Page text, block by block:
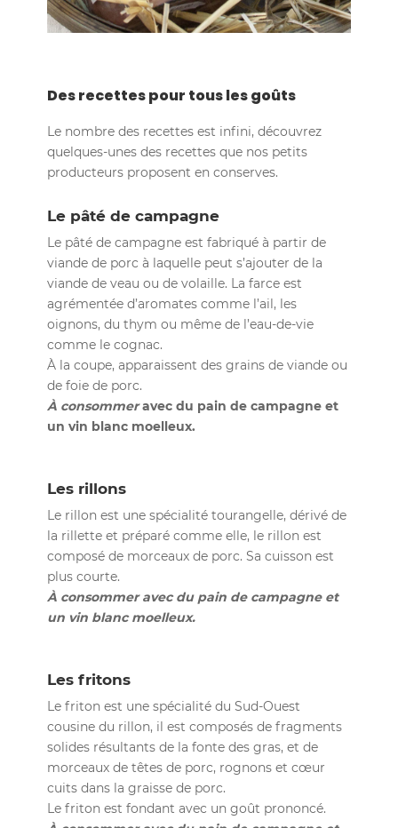
Des recettes pour tous les goûts
Le nombre des recettes est infini, découvrez
quelques-unes des recettes que nos petits
producteurs proposent en conserves.
Le pâté de campagne
Le pâté de campagne est fabriqué à partir de
viande de porc à laquelle peut s’ajouter de la
viande de veau ou de volaille. La farce est
agrémentée d’aromates comme l’ail, les
oignons, du thym ou même de l’eau-de-vie
comme le cognac.
À la coupe, apparaissent des grains de viande ou
de foie de porc.
À consommeravec du pain de campagne et
un vin blanc moelleux.
Les rillons
Le rillon est une spécialité tourangelle, dérivé de
la rillette et préparé comme elle, le rillon est
composé de morceaux de porc. Sa cuisson est
plus courte.
À consommer avec du pain de campagne et
un vin blanc moelleux.
Les fritons
Le friton est une spécialité du Sud-Ouest
cousine du rillon, il est composés de fragments
solides résultants de la fonte des gras, et de
morceaux de têtes de porc, rognons et cœur
cuits dans la graisse de porc.
Le friton est fondant avec un goût prononcé.